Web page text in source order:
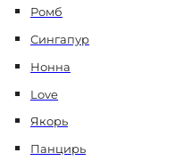
Ромб
Сингапур
Нонна
Love
Якорь
Панцирь